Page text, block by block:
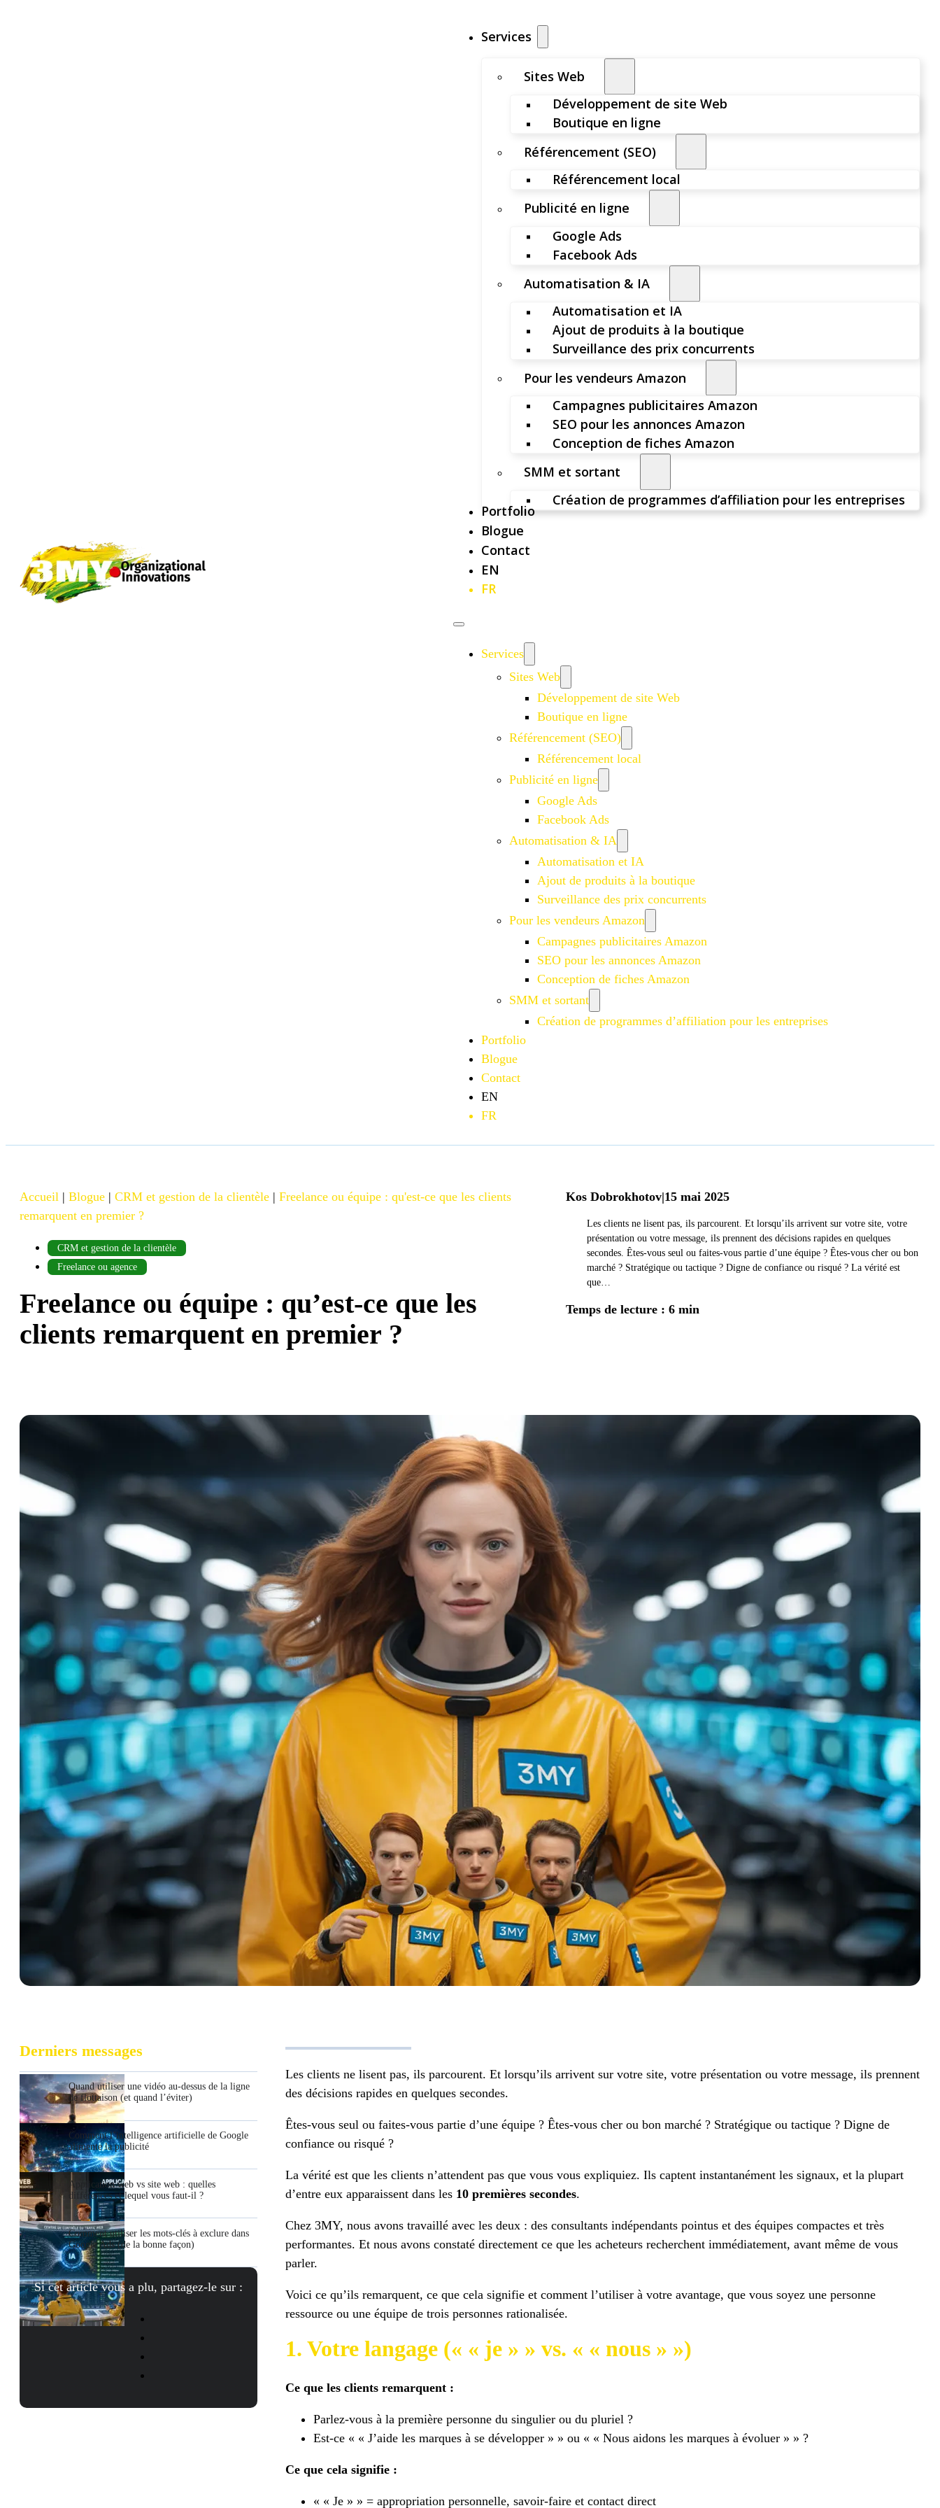
Services
Sites Web
Développement de site Web
Boutique en ligne
Référencement (SEO)
Référencement local
Publicité en ligne
Google Ads
Facebook Ads
Automatisation & IA
Automatisation et IA
Ajout de produits à la boutique
Surveillance des prix concurrents
Pour les vendeurs Amazon
Campagnes publicitaires Amazon
SEO pour les annonces Amazon
Conception de fiches Amazon
SMM et sortant
Création de programmes d’affiliation pour les entreprises
Portfolio
Blogue
Contact
EN
FR
Services
Sites Web
Développement de site Web
Boutique en ligne
Référencement (SEO)
Référencement local
Publicité en ligne
Google Ads
Facebook Ads
Automatisation & IA
Automatisation et IA
Ajout de produits à la boutique
Surveillance des prix concurrents
Pour les vendeurs Amazon
Campagnes publicitaires Amazon
SEO pour les annonces Amazon
Conception de fiches Amazon
SMM et sortant
Création de programmes d’affiliation pour les entreprises
Portfolio
Blogue
Contact
EN
FR
Accueil | Blogue | CRM et gestion de la clientèle | Freelance ou équipe : qu'est-ce que les clients
remarquent en premier ?
CRM et gestion de la clientèle
Freelance ou agence
Freelance ou équipe : qu’est-ce que les
clients remarquent en premier ?
Kos Dobrokhotov|15 mai 2025
Les clients ne lisent pas, ils parcourent. Et lorsqu’ils arrivent sur votre site, votre
présentation ou votre message, ils prennent des décisions rapides en quelques
secondes. Êtes-vous seul ou faites-vous partie d’une équipe ? Êtes-vous cher ou bon
marché ? Stratégique ou tactique ? Digne de confiance ou risqué ? La vérité est
que…
Temps de lecture : 6 min
Derniers messages
Quand utiliser une vidéo au-dessus de la ligne
de flottaison (et quand l’éviter)
Comment l’intelligence artificielle de Google
alimente la publicité
Application web vs site web : quelles
différences et lequel vous faut-il ?
Comment utiliser les mots-clés à exclure dans
Google Ads (de la bonne façon)
Si cet article vous a plu, partagez-le sur :
Les clients ne lisent pas, ils parcourent. Et lorsqu’ils arrivent sur votre site, votre présentation ou votre message, ils prennent
des décisions rapides en quelques secondes.
Êtes-vous seul ou faites-vous partie d’une équipe ? Êtes-vous cher ou bon marché ? Stratégique ou tactique ? Digne de
confiance ou risqué ?
La vérité est que les clients n’attendent pas que vous vous expliquiez. Ils captent instantanément les signaux, et la plupart
d’entre eux apparaissent dans les 10 premières secondes.
Chez 3MY, nous avons travaillé avec les deux : des consultants indépendants pointus et des équipes compactes et très
performantes. Et nous avons constaté directement ce que les acheteurs recherchent immédiatement, avant même de vous
parler.
Voici ce qu’ils remarquent, ce que cela signifie et comment l’utiliser à votre avantage, que vous soyez une personne
ressource ou une équipe de trois personnes rationalisée.
1. Votre langage (« « je » » vs. « « nous » »)
Ce que les clients remarquent :
Parlez-vous à la première personne du singulier ou du pluriel ?
Est-ce « « J’aide les marques à se développer » » ou « « Nous aidons les marques à évoluer » » ?
Ce que cela signifie :
« « Je » » = appropriation personnelle, savoir-faire et contact direct